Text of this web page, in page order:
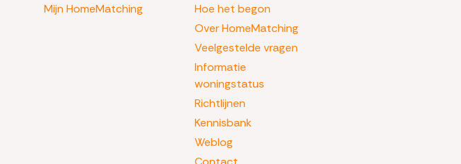
Mijn HomeMatching
Hoe het begon
Over HomeMatching
Veelgestelde vragen
Informatie
woningstatus
Richtlijnen
Kennisbank
Weblog